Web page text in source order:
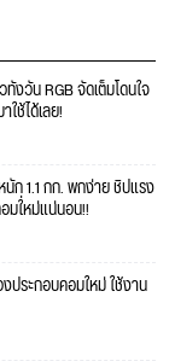
งวัน RGB จัดเต็มโดนใจ
ช้ได้เลย!
นัก 1.1 กก. พกง่าย ชิปแรง
มใ่หม่แน่นอน!!
ระกอบคอมใหม่ ใช้งาน